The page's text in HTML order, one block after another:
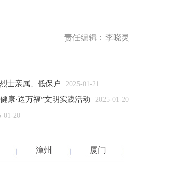
责任编辑：李晓灵
士亲属、低保户 2025-01-21
康·送万福”文明实践活动 2025-01-20
01-20
漳州 厦门